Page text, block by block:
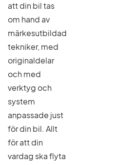
att din bil tas
om hand av
märkesutbildad
tekniker, med
originaldelar
och med
verktyg och
system
anpassade just
för din bil. Allt
för att din
vardag ska flyta